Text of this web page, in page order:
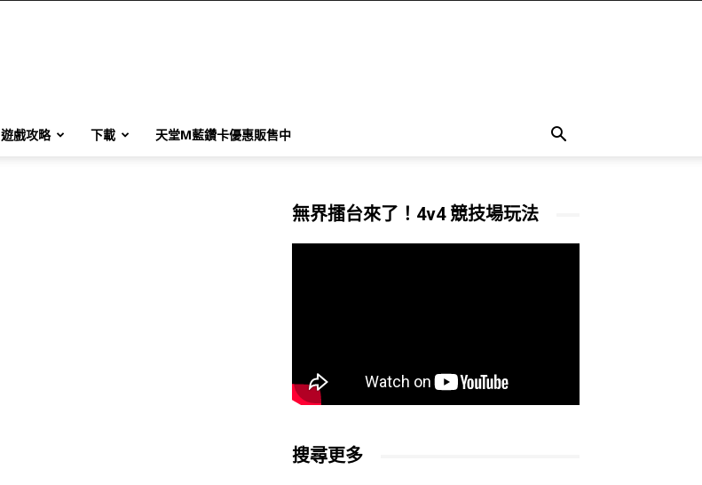
遊戲攻略 下載 天堂M藍鑽卡優惠販售中
無界擂台來了！4v4 競技場玩法
搜尋更多